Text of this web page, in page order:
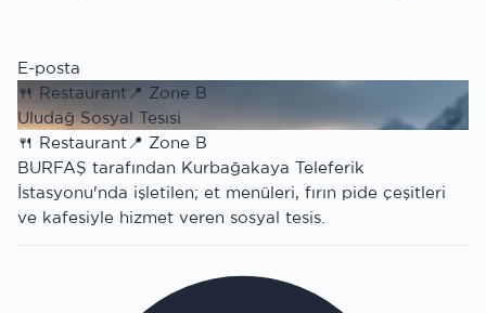
E-posta
🍴 Restaurant 📍 Zone B
Uludağ Sosyal Tesisi
🍴 Restaurant📍 Zone B
BURFAŞ tarafından Kurbağakaya Teleferik
İstasyonu'nda işletilen; et menüleri, fırın pide çeşitleri
ve kafesiyle hizmet veren sosyal tesis.